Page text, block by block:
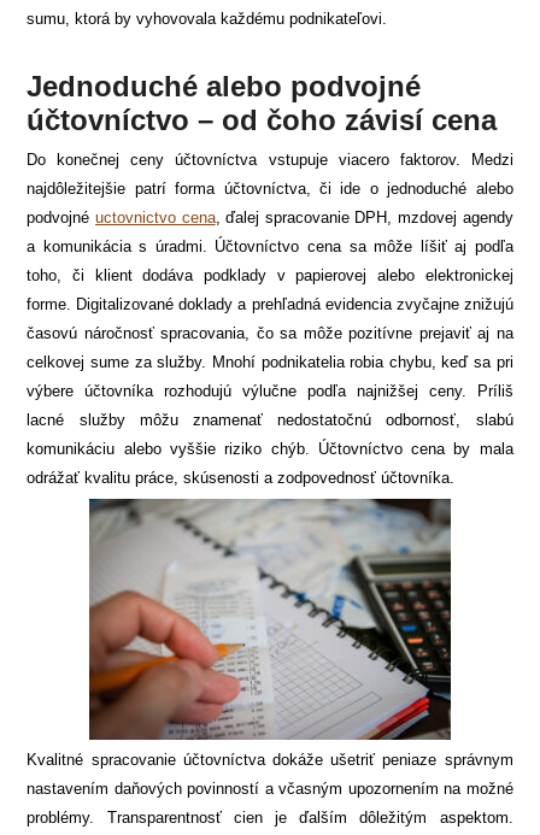
sumu, ktorá by vyhovovala každému podnikateľovi.
Jednoduché alebo podvojné
účtovníctvo – od čoho závisí cena
Do konečnej ceny účtovníctva vstupuje viacero faktorov. Medzi
najdôležitejšie patrí forma účtovníctva, či ide o jednoduché alebo
podvojnéuctovnictvo cena, ďalej spracovanie DPH, mzdovej agendy
a komunikácia s úradmi. Účtovníctvo cena sa môže líšiť aj podľa
toho, či klient dodáva podklady v papierovej alebo elektronickej
forme. Digitalizované doklady a prehľadná evidencia zvyčajne znižujú
časovú náročnosť spracovania, čo sa môže pozitívne prejaviť aj na
celkovej sume za služby. Mnohí podnikatelia robia chybu, keď sa pri
výbere účtovníka rozhodujú výlučne podľa najnižšej ceny. Príliš
lacné služby môžu znamenať nedostatočnú odbornosť, slabú
komunikáciu alebo vyššie riziko chýb. Účtovníctvo cena by mala
odrážať kvalitu práce, skúsenosti a zodpovednosť účtovníka.
Kvalitné spracovanie účtovníctva dokáže ušetriť peniaze správnym
nastavením daňových povinností a včasným upozornením na možné
problémy. Transparentnosť cien je ďalším dôležitým aspektom.